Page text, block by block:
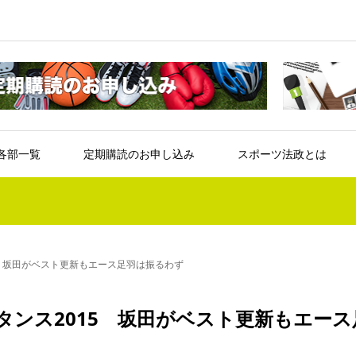
部一覧 定期購読のお申し込み スポーツ法政とは
田がベスト更新もエース足羽は振るわず
ンス2015 坂田がベスト更新もエース